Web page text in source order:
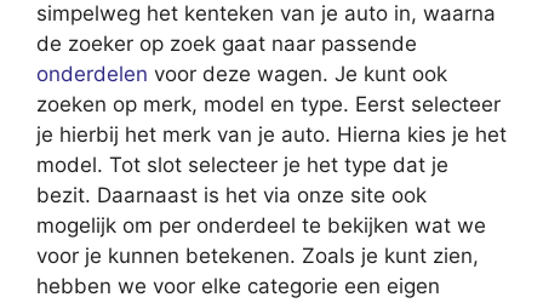
simpelweg het kenteken van je auto in, waarna
de zoeker op zoek gaat naar passende
onderdelen voor deze wagen. Je kunt ook
zoeken op merk, model en type. Eerst selecteer
je hierbij het merk van je auto. Hierna kies je het
model. Tot slot selecteer je het type dat je
bezit. Daarnaast is het via onze site ook
mogelijk om per onderdeel te bekijken wat we
voor je kunnen betekenen. Zoals je kunt zien,
hebben we voor elke categorie een eigen